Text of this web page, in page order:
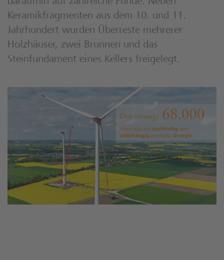
Keramikfragmenten aus dem 10. und 11.
Jahrhundert wurden Überreste mehrerer
Holzhäuser, zwei Brunnen und das
Steinfundament eines Kellers freigelegt.